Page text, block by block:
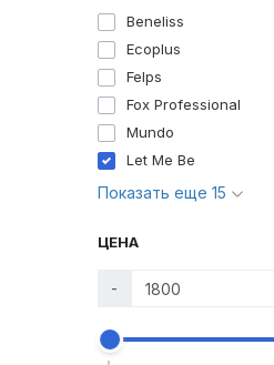
Beneliss
Ecoplus
Felps
Fox Professional
Mundo
Let Me Be
Показать еще 15
ЦЕНА
-